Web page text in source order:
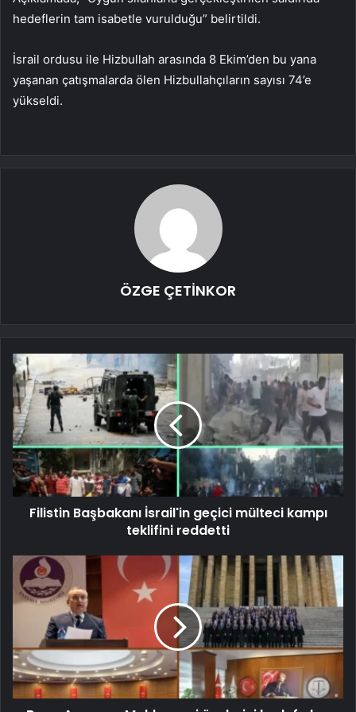
hedeflerin tam isabetle vurulduğu” belirtildi.
İsrail ordusu ile Hizbullah arasında 8 Ekim’den bu yana
yaşanan çatışmalarda ölen Hizbullahçıların sayısı 74’e
yükseldi.
ÖZGE ÇETİNKOR
Filistin Başbakanı İsrail'in geçici mülteci kampı
teklifini reddetti